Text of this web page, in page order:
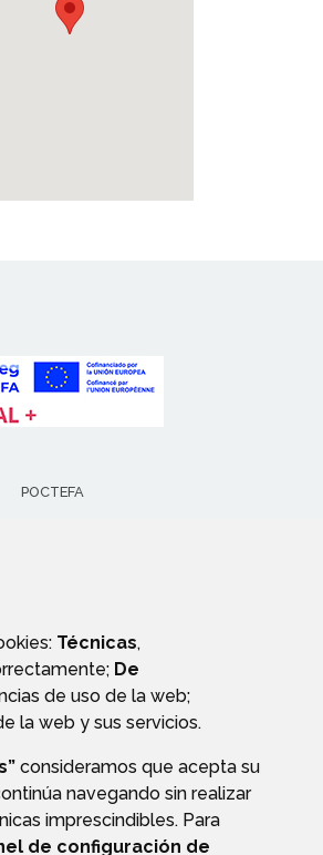
Técnicas,
De
de uso de la web;
la web y sus servicios.
consideramos que acepta su
navegando sin realizar
imprescindibles. Para
de configuración de
POCTEFA
POLÍTICA DE COOKIES